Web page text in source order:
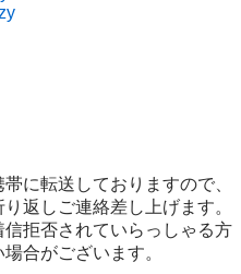
に転送しておりますので、
返しご連絡差し上げます。
拒否されていらっしゃる方
合がございます。